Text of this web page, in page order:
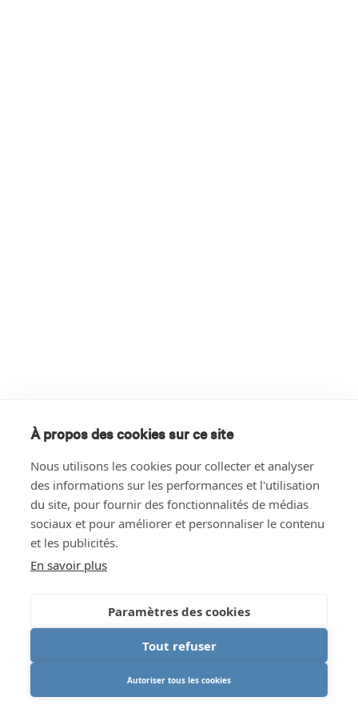
À propos des cookies sur ce site
Nous utilisons les cookies pour collecter et analyser
des informations sur les performances et l'utilisation
du site, pour fournir des fonctionnalités de médias
sociaux et pour améliorer et personnaliser le contenu
et les publicités.
En savoir plus
Paramètres des cookies
Tout refuser
Autoriser tous les cookies